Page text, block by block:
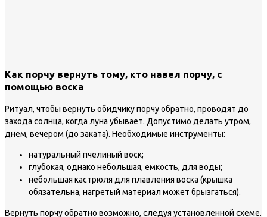
Как порчу вернуть тому, кто навел порчу, с
помощью воска
Ритуал, чтобы вернуть обидчику порчу обратно, проводят до
захода солнца, когда луна убывает. Допустимо делать утром,
днем, вечером (до заката). Необходимые инструменты:
натуральный пчелиный воск;
глубокая, однако небольшая, емкость, для воды;
небольшая кастрюля для плавления воска (крышка
обязательна, нагретый материал может брызгаться).
Вернуть порчу обратно возможно, следуя установленной схеме.